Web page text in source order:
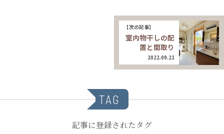
【次の記事】
室内物干しの配
置と間取り
2022.09.21
TAG
記事に登録されたタグ